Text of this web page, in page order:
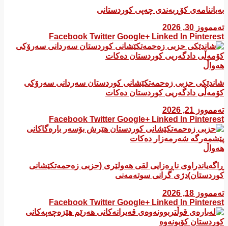
بەیاننامەی کۆڕبەندی چەپی کوردستانی
تەممووز 30, 2026
Facebook Twitter Google+ Linked In Pinterest
هەواڵ
شاندێکی حزبی زەحمەتکێشانی کوردستان سەردانی سەرۆکی
کۆمەڵی دادگەریی کوردستان دەکات
تەممووز 21, 2026
Facebook Twitter Google+ Linked In Pinterest
هەواڵ
ڕاگەیاندراوی ناڕەزایی لقی هەولێری (حزبی زەحمەتکێشانی
کوردستان)دژی گرانی سوتەمەنی
تەممووز 18, 2026
Facebook Twitter Google+ Linked In Pinterest